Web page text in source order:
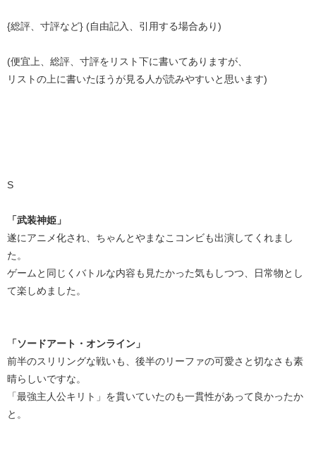
{総評、寸評など} (自由記入、引用する場合あり)
(便宜上、総評、寸評をリスト下に書いてありますが、
リストの上に書いたほうが見る人が読みやすいと思います)
S
「武装神姫」
遂にアニメ化され、ちゃんとやまなこコンビも出演してくれまし
た。
ゲームと同じくバトルな内容も見たかった気もしつつ、日常物とし
て楽しめました。
「ソードアート・オンライン」
前半のスリリングな戦いも、後半のリーファの可愛さと切なさも素
晴らしいですな。
「最強主人公キリト」を貫いていたのも一貫性があって良かったか
と。